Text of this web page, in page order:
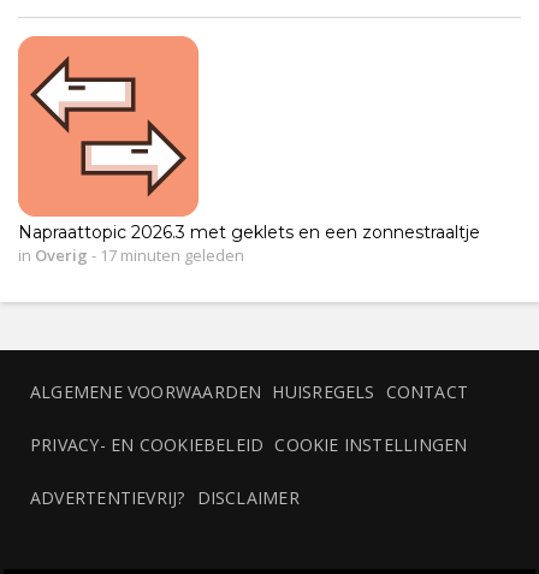
Napraattopic 2026.3 met geklets en een zonnestraaltje
in Overig - 17 minuten geleden
ALGEMENE VOORWAARDEN HUISREGELS CONTACT
PRIVACY- EN COOKIEBELEID COOKIE INSTELLINGEN
ADVERTENTIEVRIJ? DISCLAIMER